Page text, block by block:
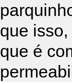
que
que é